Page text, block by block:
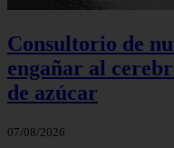
Consultorio de
engañar al
de azúcar
07/08/2026